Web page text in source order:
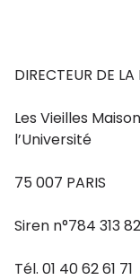
DIRECTEUR DE
Les Vieilles
l’Université
75 007 PARIS
Siren n°784 313
Tél. 01 40 62 61 71